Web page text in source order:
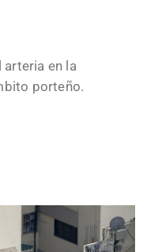
en la
porteño.